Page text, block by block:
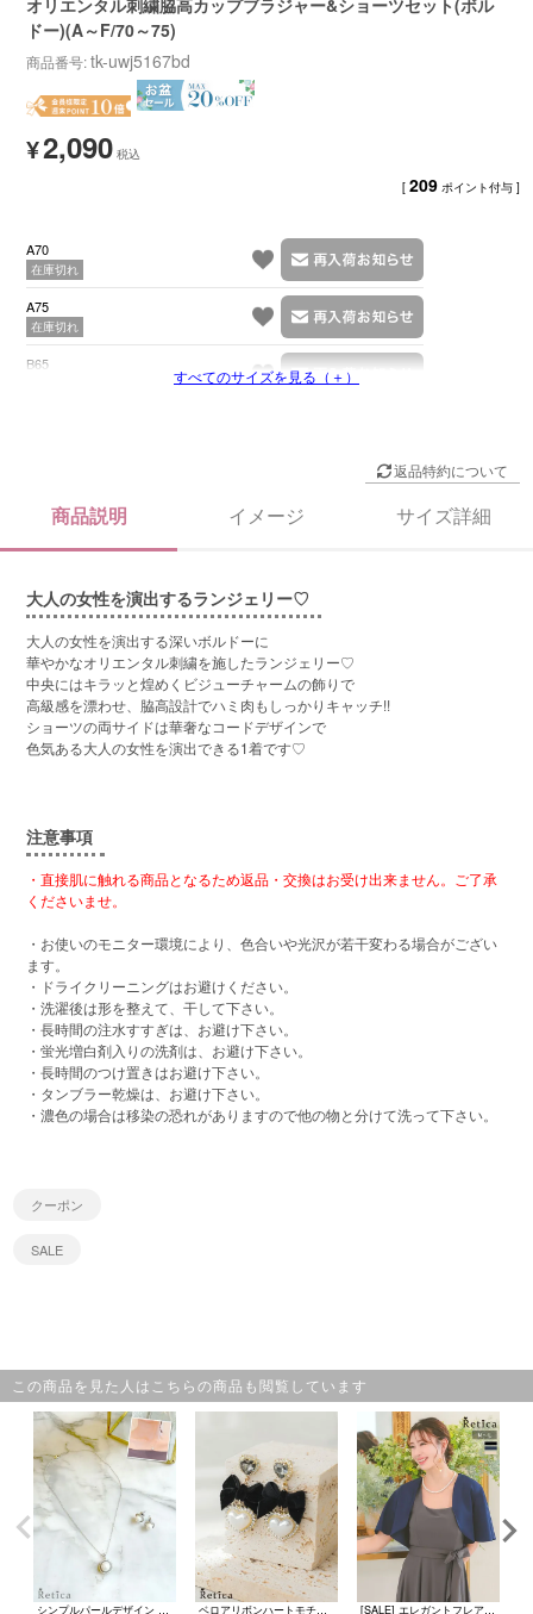
オリエンタル刺繍脇高カップブラジャー&ショーツセット(ボル
ドー)(A～F/70～75)
商品番号 tk-uwj5167bd
¥2,090
[ 209 ポイント付与 ]
A70
在庫切れ
A75
在庫切れ
B65
すべてのサイズを見る（＋）
返品特約について
商品説明 イメージ サイズ詳細
大人の女性を演出するランジェリー♡
大人の女性を演出する深いボルドーに
華やかなオリエンタル刺繍を施したランジェリー♡
中央にはキラッと煌めくビジューチャームの飾りで
高級感を漂わせ、脇高設計でハミ肉もしっかりキャッチ!!
ショーツの両サイドは華奢なコードデザインで
色気ある大人の女性を演出できる1着です♡
注意事項
・直接肌に触れる商品となるため返品・交換はお受け出来ません。ご了承
くださいませ。
・お使いのモニター環境により、色合いや光沢が若干変わる場合がござい
ます。
・ドライクリーニングはお避けください。
・洗濯後は形を整えて、干して下さい。
・長時間の注水すすぎは、お避け下さい。
・蛍光増白剤入りの洗剤は、お避け下さい。
・長時間のつけ置きはお避け下さい。
・タンブラー乾燥は、お避け下さい。
・濃色の場合は移染の恐れがありますので他の物と分けて洗って下さい。
クーポン
SALE
この商品を見た人はこちらの商品も閲覧しています
シンプルパールデザイン ネックレス×ピアス アクセサリー2点set ベロアリボンハートモチーフピアス(ブラック) [SALE] エレガントフレアボレロ(Mサイズ/Lサイズ)